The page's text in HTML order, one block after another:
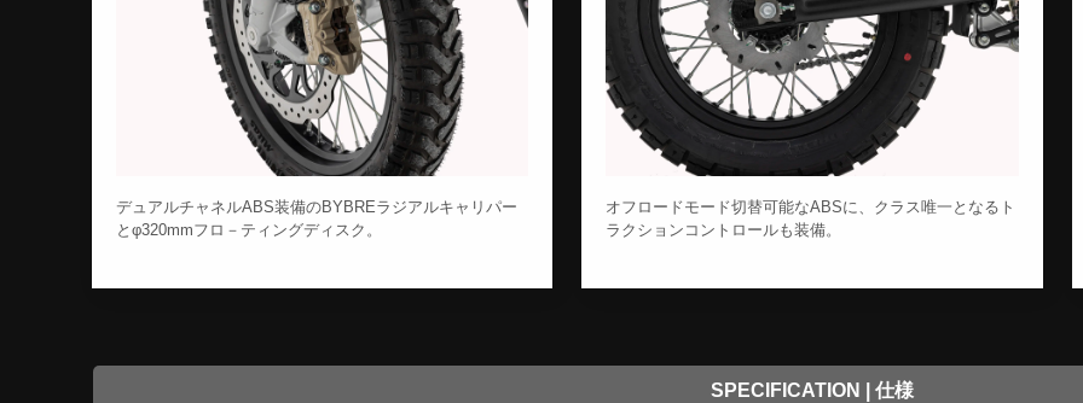
デュアルチャネルABS装備のBYBREラジアルキャリパー
とφ320mmフロ－ティングディスク。
オフロードモード切替可能なABSに、クラス唯一となるト
ラクションコントロールも装備。
SPECIFICATION | 仕様